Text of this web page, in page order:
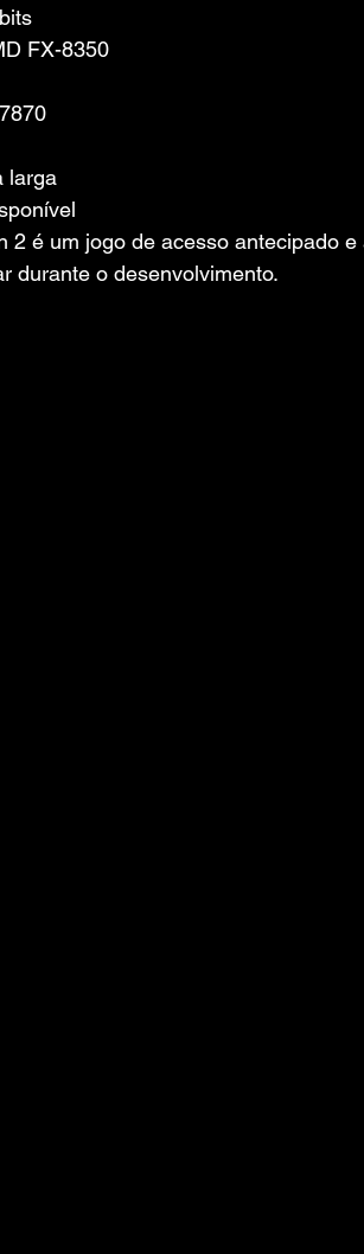
FX-8350
larga
2 é um jogo de acesso antecipado
durante o desenvolvimento.